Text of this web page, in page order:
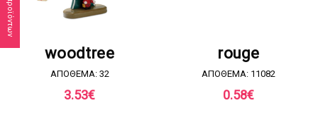
woodtree
ΑΠΟΘΕΜΑ: 32
3.53€
rouge
ΑΠΟΘΕΜΑ: 11082
0.58€